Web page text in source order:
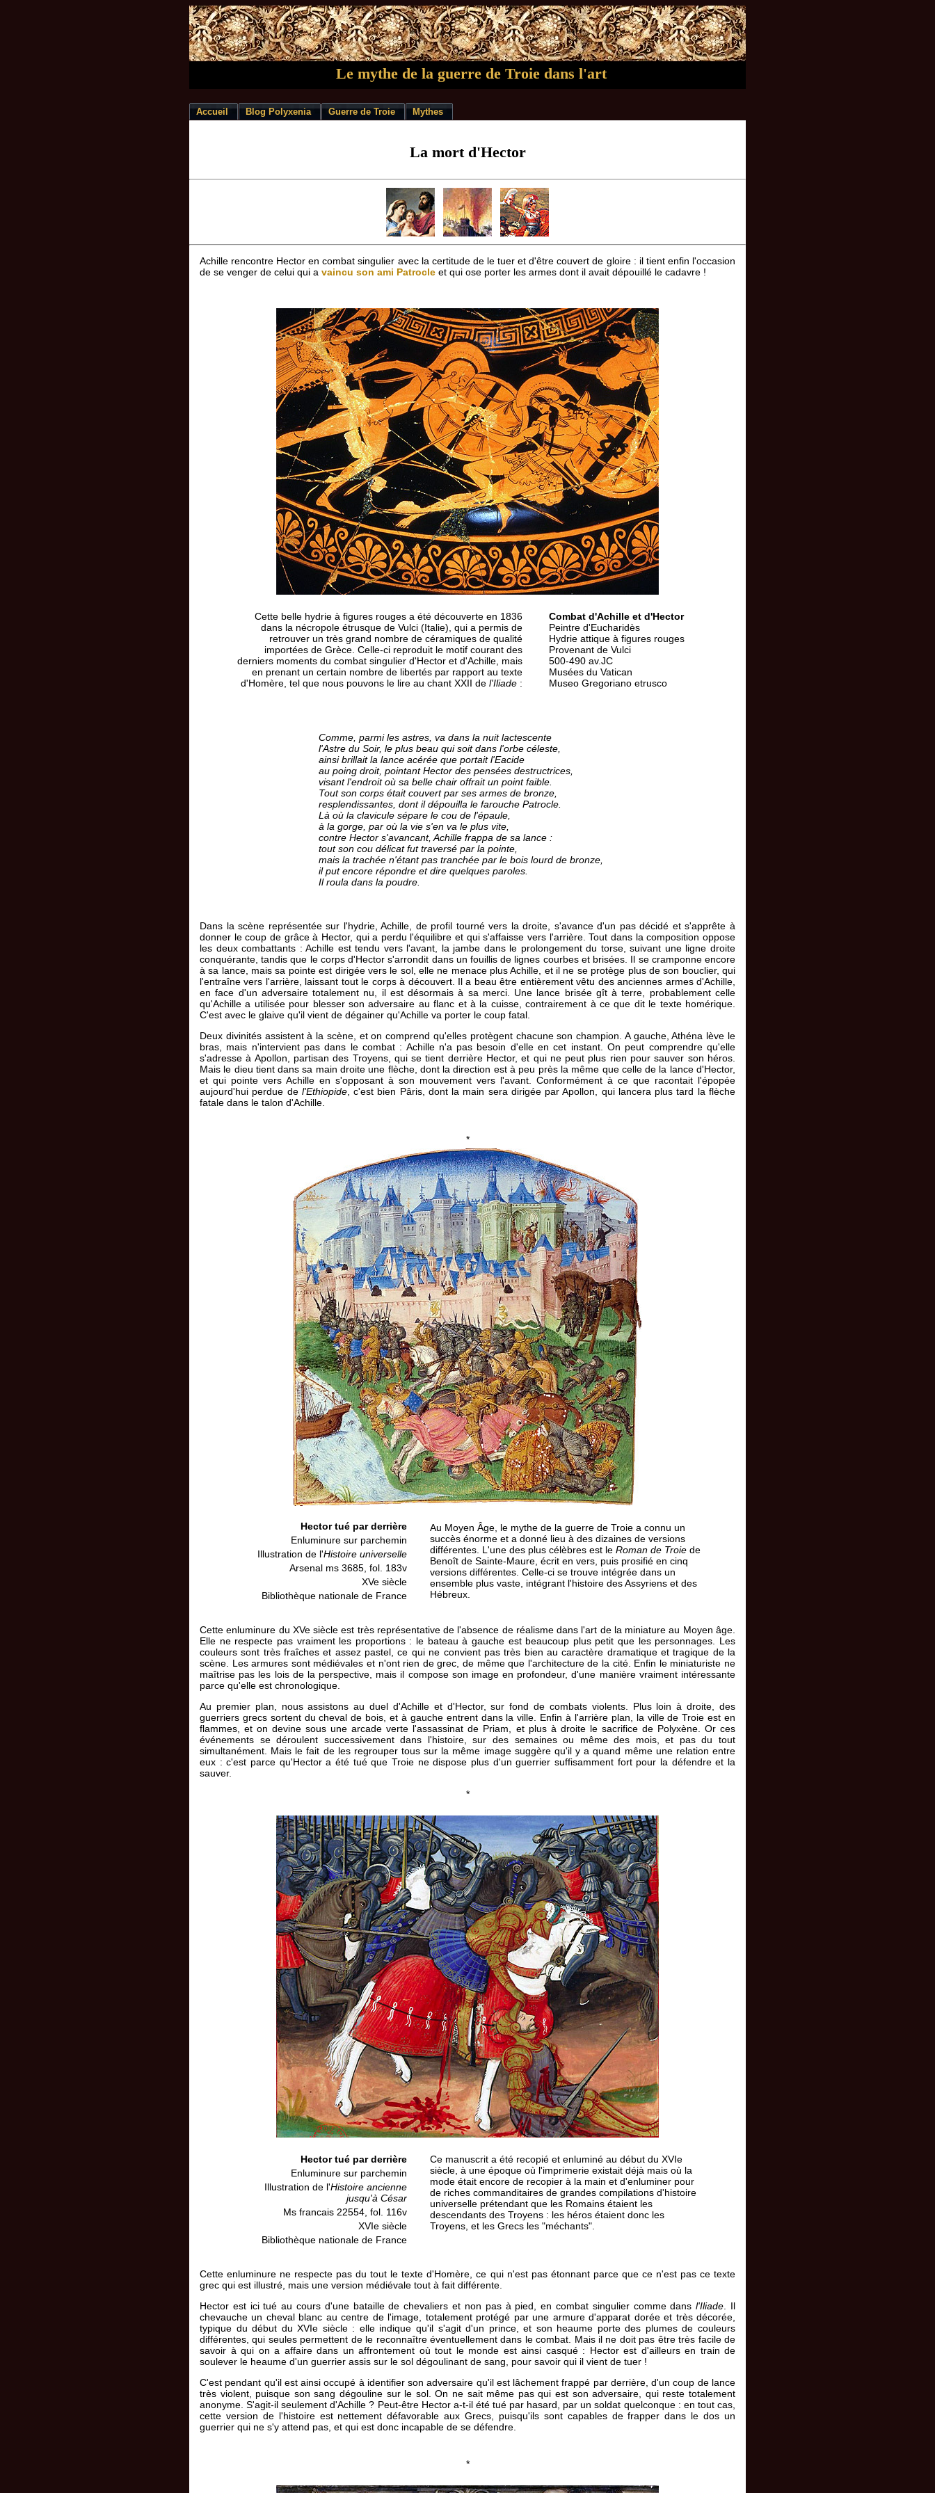
Le mythe de la guerre de Troie dans l'art
Accueil Blog Polyxenia Guerre de Troie Mythes
La mort d'Hector
Achille rencontre Hector en combat singulier avec la certitude de le tuer et d'être couvert de gloire : il tient enfin l'occasion
de se venger de celui qui a vaincu son ami Patrocle et qui ose porter les armes dont il avait dépouillé le cadavre !
Cette belle hydrie à figures rouges a été découverte en 1836
dans la nécropole étrusque de Vulci (Italie), qui a permis de
retrouver un très grand nombre de céramiques de qualité
importées de Grèce. Celle-ci reproduit le motif courant des
derniers moments du combat singulier d'Hector et d'Achille, mais
en prenant un certain nombre de libertés par rapport au texte
d'Homère, tel que nous pouvons le lire au chant XXII de l'Iliade :
Combat d'Achille et d'Hector
Peintre d'Eucharidès
Hydrie attique à figures rouges
Provenant de Vulci
500-490 av.JC
Musées du Vatican
Museo Gregoriano etrusco
Comme, parmi les astres, va dans la nuit lactescente
l'Astre du Soir, le plus beau qui soit dans l'orbe céleste,
ainsi brillait la lance acérée que portait l'Eacide
au poing droit, pointant Hector des pensées destructrices,
visant l'endroit où sa belle chair offrait un point faible.
Tout son corps était couvert par ses armes de bronze,
resplendissantes, dont il dépouilla le farouche Patrocle.
Là où la clavicule sépare le cou de l'épaule,
à la gorge, par où la vie s'en va le plus vite,
contre Hector s'avancant, Achille frappa de sa lance :
tout son cou délicat fut traversé par la pointe,
mais la trachée n'étant pas tranchée par le bois lourd de bronze,
il put encore répondre et dire quelques paroles.
Il roula dans la poudre.
Dans la scène représentée sur l'hydrie, Achille, de profil tourné vers la droite, s'avance d'un pas décidé et s'apprête à
donner le coup de grâce à Hector, qui a perdu l'équilibre et qui s'affaisse vers l'arrière. Tout dans la composition oppose
les deux combattants : Achille est tendu vers l'avant, la jambe dans le prolongement du torse, suivant une ligne droite
conquérante, tandis que le corps d'Hector s'arrondit dans un fouillis de lignes courbes et brisées. Il se cramponne encore
à sa lance, mais sa pointe est dirigée vers le sol, elle ne menace plus Achille, et il ne se protège plus de son bouclier, qui
l'entraîne vers l'arrière, laissant tout le corps à découvert. Il a beau être entièrement vêtu des anciennes armes d'Achille,
en face d'un adversaire totalement nu, il est désormais à sa merci. Une lance brisée gît à terre, probablement celle
qu'Achille a utilisée pour blesser son adversaire au flanc et à la cuisse, contrairement à ce que dit le texte homérique.
C'est avec le glaive qu'il vient de dégainer qu'Achille va porter le coup fatal.
Deux divinités assistent à la scène, et on comprend qu'elles protègent chacune son champion. A gauche, Athéna lève le
bras, mais n'intervient pas dans le combat : Achille n'a pas besoin d'elle en cet instant. On peut comprendre qu'elle
s'adresse à Apollon, partisan des Troyens, qui se tient derrière Hector, et qui ne peut plus rien pour sauver son héros.
Mais le dieu tient dans sa main droite une flèche, dont la direction est à peu près la même que celle de la lance d'Hector,
et qui pointe vers Achille en s'opposant à son mouvement vers l'avant. Conformément à ce que racontait l'épopée
aujourd'hui perdue de l'Ethiopide, c'est bien Pâris, dont la main sera dirigée par Apollon, qui lancera plus tard la flèche
fatale dans le talon d'Achille.
*
Hector tué par derrière
Au Moyen Âge, le mythe de la guerre de Troie a connu un
succès énorme et a donné lieu à des dizaines de versions
différentes. L'une des plus célèbres est le Roman de Troie de
Benoît de Sainte-Maure, écrit en vers, puis prosifié en cinq
versions différentes. Celle-ci se trouve intégrée dans un
ensemble plus vaste, intégrant l'histoire des Assyriens et des
Hébreux.
Enluminure sur parchemin
Illustration de l'Histoire universelle
Arsenal ms 3685, fol. 183v
XVe siècle
Bibliothèque nationale de France
Cette enluminure du XVe siècle est très représentative de l'absence de réalisme dans l'art de la miniature au Moyen âge.
Elle ne respecte pas vraiment les proportions : le bateau à gauche est beaucoup plus petit que les personnages. Les
couleurs sont très fraîches et assez pastel, ce qui ne convient pas très bien au caractère dramatique et tragique de la
scène. Les armures sont médiévales et n'ont rien de grec, de même que l'architecture de la cité. Enfin le miniaturiste ne
maîtrise pas les lois de la perspective, mais il compose son image en profondeur, d'une manière vraiment intéressante
parce qu'elle est chronologique.
Au premier plan, nous assistons au duel d'Achille et d'Hector, sur fond de combats violents. Plus loin à droite, des
guerriers grecs sortent du cheval de bois, et à gauche entrent dans la ville. Enfin à l'arrière plan, la ville de Troie est en
flammes, et on devine sous une arcade verte l'assassinat de Priam, et plus à droite le sacrifice de Polyxène. Or ces
événements se déroulent successivement dans l'histoire, sur des semaines ou même des mois, et pas du tout
simultanément. Mais le fait de les regrouper tous sur la même image suggère qu'il y a quand même une relation entre
eux : c'est parce qu'Hector a été tué que Troie ne dispose plus d'un guerrier suffisamment fort pour la défendre et la
sauver.
*
Hector tué par derrière
Ce manuscrit a été recopié et enluminé au début du XVIe
siècle, à une époque où l'imprimerie existait déjà mais où la
mode était encore de recopier à la main et d'enluminer pour
de riches commanditaires de grandes compilations d'histoire
universelle prétendant que les Romains étaient les
descendants des Troyens : les héros étaient donc les
Troyens, et les Grecs les "méchants".
Enluminure sur parchemin
Illustration de l'Histoire ancienne
jusqu'à César
Ms francais 22554, fol. 116v
XVIe siècle
Bibliothèque nationale de France
Cette enluminure ne respecte pas du tout le texte d'Homère, ce qui n'est pas étonnant parce que ce n'est pas ce texte
grec qui est illustré, mais une version médiévale tout à fait différente.
Hector est ici tué au cours d'une bataille de chevaliers et non pas à pied, en combat singulier comme dansl'Iliade . Il
chevauche un cheval blanc au centre de l'image, totalement protégé par une armure d'apparat dorée et très décorée,
typique du début du XVIe siècle : elle indique qu'il s'agit d'un prince, et son heaume porte des plumes de couleurs
différentes, qui seules permettent de le reconnaître éventuellement dans le combat. Mais il ne doit pas être très facile de
savoir à qui on a affaire dans un affrontement où tout le monde est ainsi casqué : Hector est d'ailleurs en train de
soulever le heaume d'un guerrier assis sur le sol dégoulinant de sang, pour savoir qui il vient de tuer !
C'est pendant qu'il est ainsi occupé à identifier son adversaire qu'il est lâchement frappé par derrière, d'un coup de lance
très violent, puisque son sang dégouline sur le sol. On ne sait même pas qui est son adversaire, qui reste totalement
anonyme. S'agit-il seulement d'Achille ? Peut-être Hector a-t-il été tué par hasard, par un soldat quelconque : en tout cas,
cette version de l'histoire est nettement défavorable aux Grecs, puisqu'ils sont capables de frapper dans le dos un
guerrier qui ne s'y attend pas, et qui est donc incapable de se défendre.
*